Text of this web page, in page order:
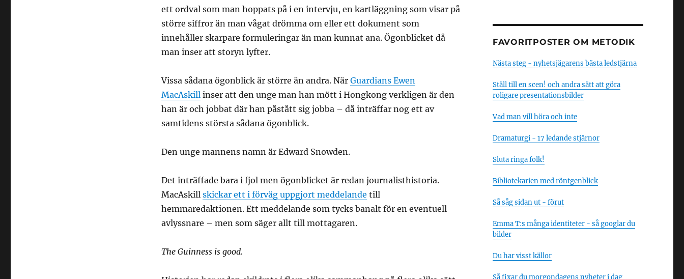
ett ordval som man hoppats på i en intervju, en kartläggning som visar på
större siffror än man vågat drömma om eller ett dokument som
innehåller skarpare formuleringar än man kunnat ana. Ögonblicket då
man inser att storyn lyfter.
Vissa sådana ögonblick är större än andra. När Guardians Ewen
MacAskillinser att den unge man han mött i Hongkong verkligen är den
han är och jobbat där han påstått sig jobba – då inträffar nog ett av
samtidens största sådana ögonblick.
Den unge mannens namn är Edward Snowden.
Det inträffade bara i fjol men ögonblicket är redan journalisthistoria.
MacAskill skickar ett i förväg uppgjort meddelande till
hemmaredaktionen. Ett meddelande som tycks banalt för en eventuell
avlyssnare – men som säger allt till mottagaren.
The Guinness is good.
FAVORITPOSTER OM METODIK
Nästa steg - nyhetsjägarens bästa ledstjärna
Ställ till en scen! och andra sätt att göra
roligare presentationsbilder
Vad man vill höra och inte
Dramaturgi - 17 ledande stjärnor
Sluta ringa folk!
Bibliotekarien med röntgenblick
Så såg sidan ut - förut
Emma T:s många identiteter - så googlar du
bilder
Du har visst källor
Så fixar du morgondagens nyheter i dag